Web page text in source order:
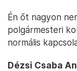
Én őt nagyon
polgármesteri
normális
Dézsi Csaba